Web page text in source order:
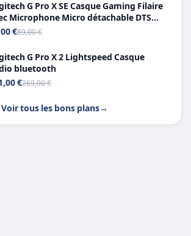
G Pro X SE Casque Gaming Filaire
Microphone Micro détachable DTS
X 7.1
€89,00 €
G Pro X 2 Lightspeed Casque
bluetooth
€269,00 €
Voir tous les bons plans→